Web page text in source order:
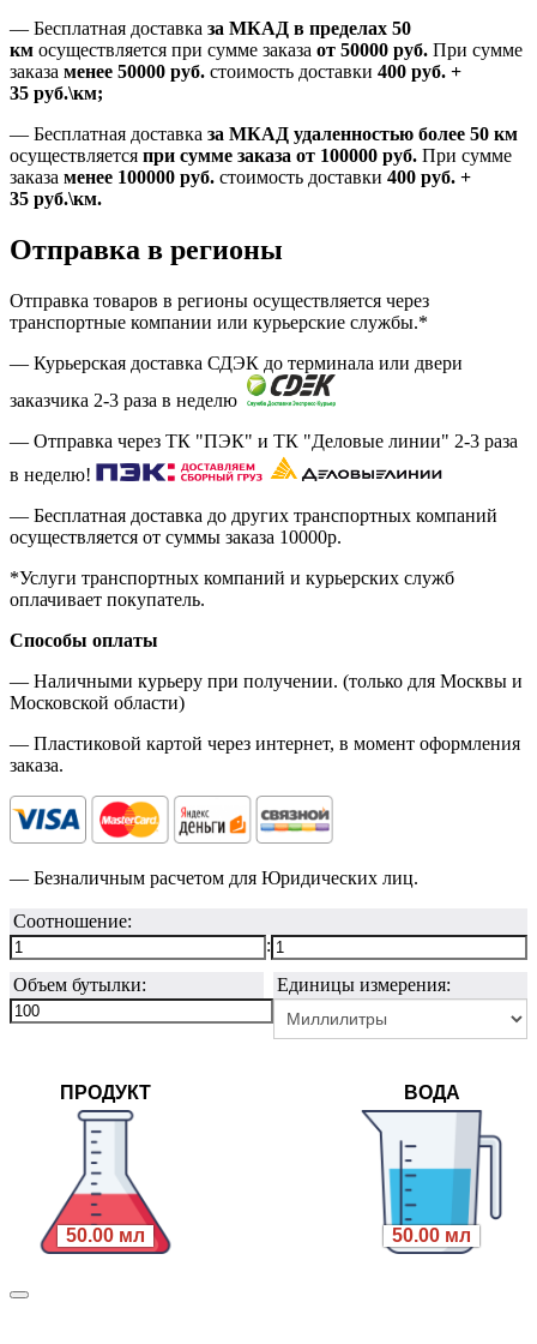
— Бесплатная доставка за МКАД в пределах 50
км осуществляется при сумме заказа от 50000 руб. При сумме
заказа менее 50000 руб. стоимость доставки 400 руб. +
35 руб.\км;
— Бесплатная доставка за МКАД удаленностью более 50 км
осуществляется при сумме заказа от 100000 руб. При сумме
заказа менее 100000 руб. стоимость доставки 400 руб. +
35 руб.\км.
Отправка в регионы
Отправка товаров в регионы осуществляется через
транспортные компании или курьерские службы.*
— Курьерская доставка СДЭК до терминала или двери
заказчика 2-3 раза в неделю
— Отправка через ТК "ПЭК" и ТК "Деловые линии" 2-3 раза
в неделю!
— Бесплатная доставка до других транспортных компаний
осуществляется от суммы заказа 10000р.
*Услуги транспортных компаний и курьерских служб
оплачивает покупатель.
Способы оплаты
— Наличными курьеру при получении. (только для Москвы и
Московской области)
— Пластиковой картой через интернет, в момент оформления
заказа.
— Безналичным расчетом для Юридических лиц.
Соотношение:
:
Объем бутылки:
Единицы измерения:
ПРОДУКТ
50.00 мл
ВОДА
50.00 мл